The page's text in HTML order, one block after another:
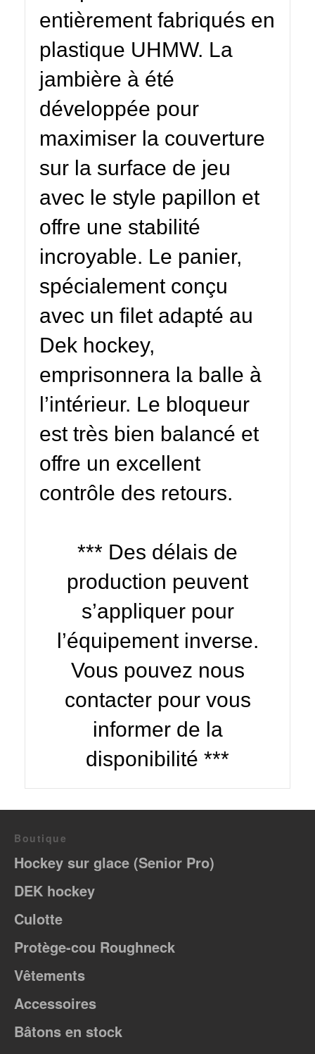
entièrement fabriqués en
plastique UHMW. La
jambière à été
développée pour
maximiser la couverture
sur la surface de jeu
avec le style papillon et
offre une stabilité
incroyable. Le panier,
spécialement conçu
avec un filet adapté au
Dek hockey,
emprisonnera la balle à
l’intérieur. Le bloqueur
est très bien balancé et
offre un excellent
contrôle des retours.
*** Des délais de
production peuvent
s’appliquer pour
l’équipement inverse.
Vous pouvez nous
contacter pour vous
informer de la
disponibilité ***
Boutique
Hockey sur glace (Senior Pro)
DEK hockey
Culotte
Protège-cou Roughneck
Vêtements
Accessoires
Bâtons en stock